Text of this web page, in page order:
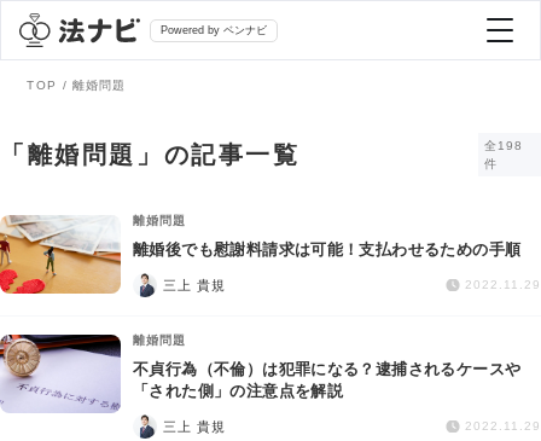
Powered by ベンナビ
全て
法律相談
刑事事件
債務整理
弁護士を探す
おすすめ弁護士診断
AI Search Premium
TOP 離婚問題
「離婚問題」の記事一覧
全198
件
離婚問題
離婚後でも慰謝料請求は可能！支払わせるための手順
三上 貴規 2022.11.29
離婚問題
不貞行為（不倫）は犯罪になる？逮捕されるケースや
「された側」の注意点を解説
三上 貴規 2022.11.29